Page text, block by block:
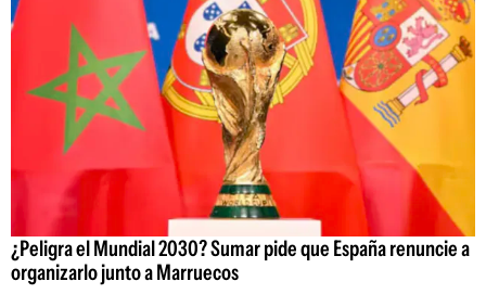
¿Peligra el Mundial 2030? Sumar pide que España renuncie a
organizarlo junto a Marruecos